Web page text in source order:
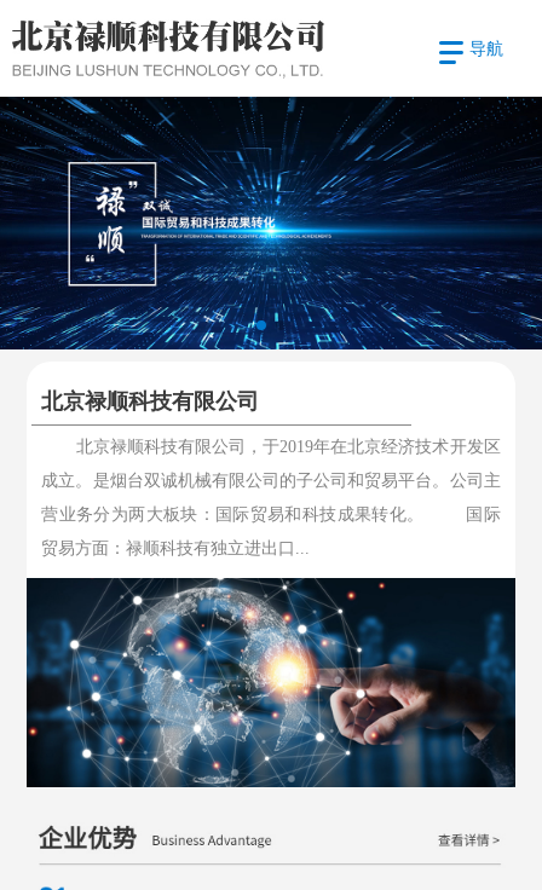
导航
北京禄顺科技有限公司
北京禄顺科技有限公司，于2019年在北京经济技术开发区
成立。是烟台双诚机械有限公司的子公司和贸易平台。公司主
营业务分为两大板块：国际贸易和科技成果转化。 国际
贸易方面：禄顺科技有独立进出口...